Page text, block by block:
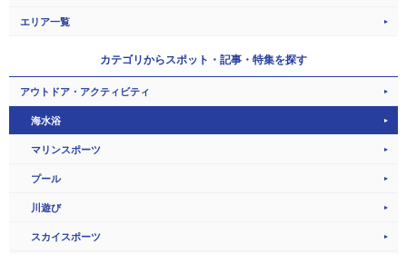
エリア一覧
カテゴリからスポット・記事・特集を探す
アウトドア・アクティビティ
海水浴
マリンスポーツ
プール
川遊び
スカイスポーツ